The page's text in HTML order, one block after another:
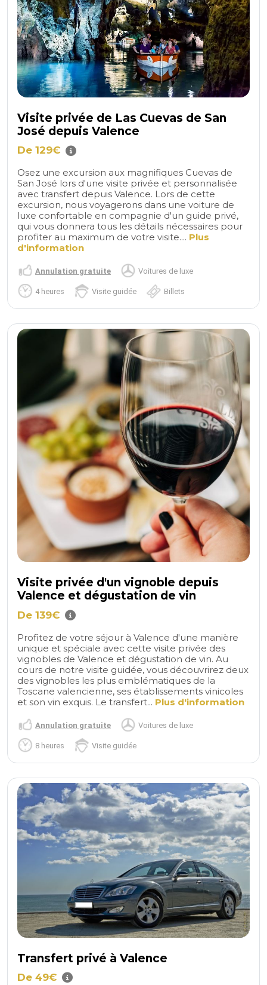
Visite privée de Las Cuevas de San
José depuis Valence
De 129€
Osez une excursion aux magnifiques Cuevas de
San José lors d'une visite privée et personnalisée
avec transfert depuis Valence. Lors de cette
excursion, nous voyagerons dans une voiture de
luxe confortable en compagnie d'un guide privé,
qui vous donnera tous les détails nécessaires pour
profiter au maximum de votre visite.... Plus
d'information
Annulation gratuite Voitures de luxe
4 heures Visite guidée Billets
Visite privée d'un vignoble depuis
Valence et dégustation de vin
De 139€
Profitez de votre séjour à Valence d'une manière
unique et spéciale avec cette visite privée des
vignobles de Valence et dégustation de vin. Au
cours de notre visite guidée, vous découvrirez deux
des vignobles les plus emblématiques de la
Toscane valencienne, ses établissements vinicoles
et son vin exquis. Le transfert... Plus d'information
Annulation gratuite Voitures de luxe
8 heures Visite guidée
Transfert privé à Valence
De 49€